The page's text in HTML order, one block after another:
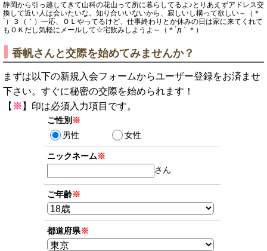
静岡から引っ越してきて山科の花山って所に暮らしてるよ♪とりあえずアドレス交
換して近い人は会いたいな。知り合いいないから、寂しいし構って欲しい～（＊
´）３（｀）一応、ＯＬやってるけど、仕事終わりとか休みの日は家に来てくれて
もＯＫだし気軽にメールして☆宅飲みしようよ～（＊´д｀＊）
香帆さんと交際を始めてみませんか？
まずは以下の新規入会フォームからユーザー登録をお済ませ
下さい。すぐに秘密の交際を始められます！
【 ※ 】印は必須入力項目です。